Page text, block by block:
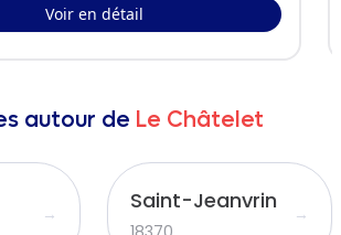
Voir en détail
autour de Le Châtelet
→ Saint-Jeanvrin →